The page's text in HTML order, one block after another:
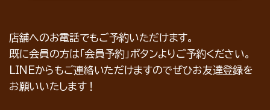
店舗へのお電話でもご予約いただけます。
既に会員の方は「会員予約」ボタンよりご予約ください。
LINEからもご連絡いただけますのでぜひお友達登録を
お願いいたします！